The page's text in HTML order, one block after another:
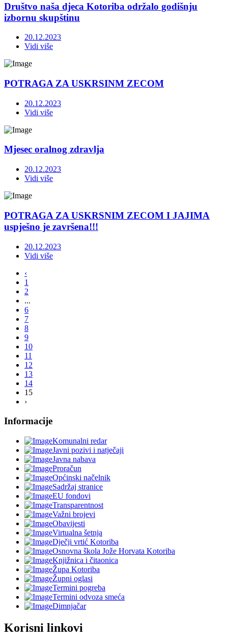
Društvo naša djeca Kotoriba održalo godišnju
izbornu skupštinu
20.12.2023
Vidi više
POTRAGA ZA USKRSINM ZECOM
20.12.2023
Vidi više
Mjesec oralnog zdravlja
20.12.2023
Vidi više
POTRAGA ZA USKRSNIM ZECOM I JAJIMA
uspješno je završena!!!
20.12.2023
Vidi više
‹
1
2
...
6
7
8
9
10
11
12
13
14
15
›
Informacije
Komunalni redar
Javni pozivi i natječaji
Javna nabava
Proračun
Općinski načelnik
Sadržaj stranice
EU fondovi
Transparentnost
Važni brojevi
Obavijesti
Virtualna šetnja
Dječji vrtić Kotoriba
Osnovna škola Jože Horvata Kotoriba
Knjižnica i čitaonica
Župa Kotoriba
Župni oglasi
Termini pogreba
Termini odvoza smeća
Dimnjačar
Korisni linkovi